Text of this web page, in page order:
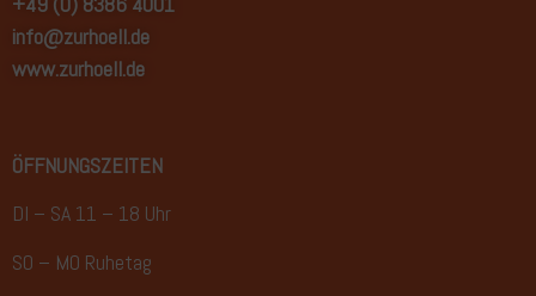
info@zurhoell.de
www.zurhoell.de
ÖFFNUNGSZEITEN
DI – SA 11 – 18 Uhr
SO – MO Ruhetag